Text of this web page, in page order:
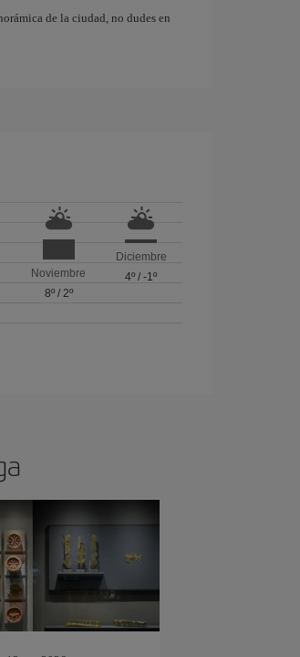
de la ciudad, no dudes en
Noviembre
8º/ 2º
Diciembre
4º /-1º